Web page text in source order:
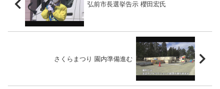
弘前市長選挙告示 櫻田宏氏
さくらまつり 園内準備進む